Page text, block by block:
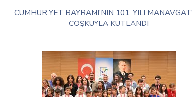
CUMHURİYET BAYRAMI'NIN 101. YILI
COŞKUYLA KUTLANDI